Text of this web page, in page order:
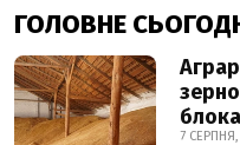
ГОЛОВНЕ
7